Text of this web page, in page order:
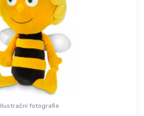
Ilustrační fotografie